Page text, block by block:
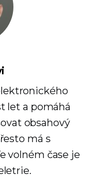
let a pomáhá
obsahový
má s
volném čase je